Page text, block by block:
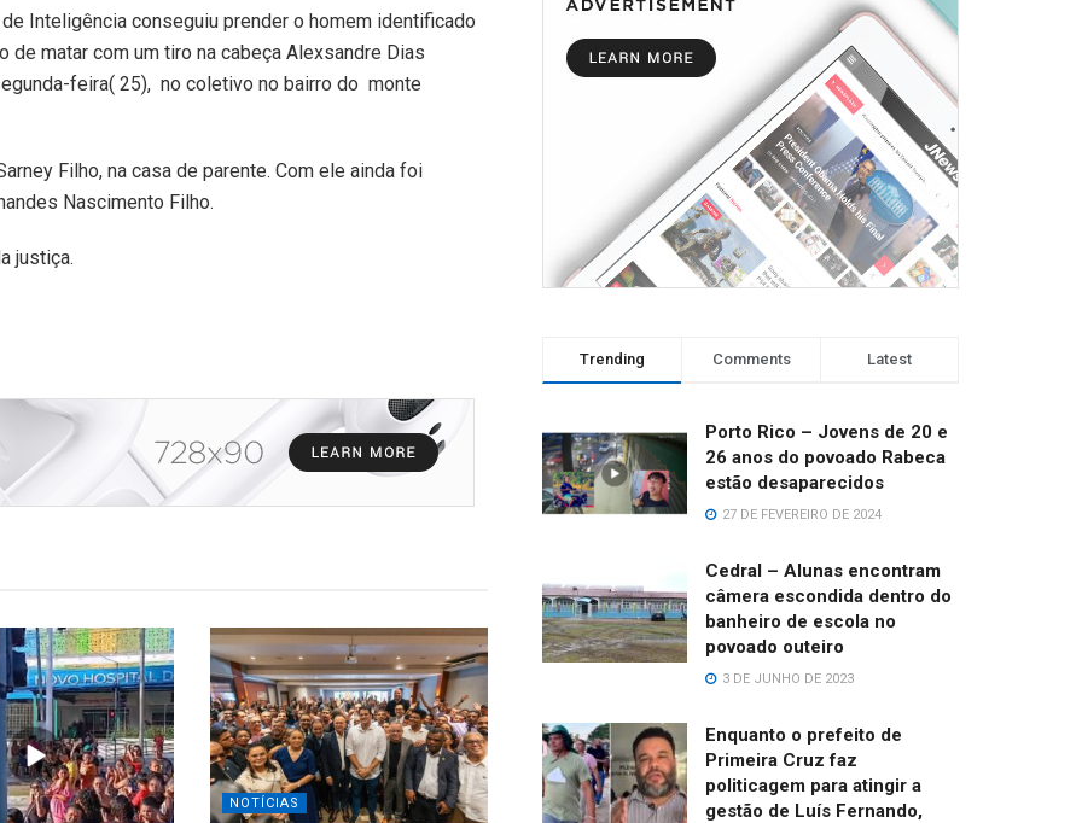
Inteligência conseguiu prender o homem identificado
de matar com um tiro na cabeça Alexsandre Dias
feira( 25), no coletivo no bairro do monte
Filho, na casa de parente. Com ele ainda foi
Nascimento Filho.
justiça.
NOTÍCIAS
Trending Comments Latest
Porto Rico – Jovens de 20 e
26 anos do povoado Rabeca
estão desaparecidos
27 DE FEVEREIRO DE 2024
Cedral – Alunas encontram
câmera escondida dentro do
banheiro de escola no
povoado outeiro
3 DE JUNHO DE 2023
Enquanto o prefeito de
Primeira Cruz faz
politicagem para atingir a
gestão de Luís Fernando,